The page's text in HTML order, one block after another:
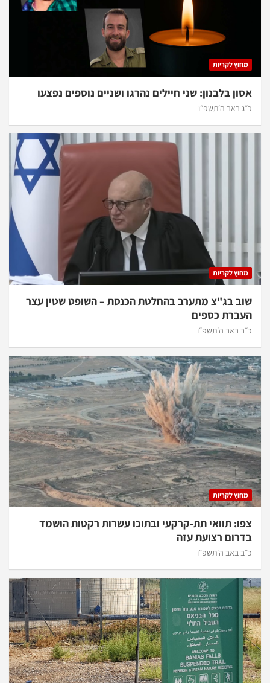
מחוץ לקריות
אסון בלבנון: שני חיילים נהרגו ושניים נוספים נפצעו
כ״ג באב ה׳תשפ״ו
מחוץ לקריות
שוב בג"צ מתערב בהחלטת הכנסת – השופט שטין עצר
העברת כספים
כ״ב באב ה׳תשפ״ו
מחוץ לקריות
צפו: תוואי תת-קרקעי ובתוכו עשרות רקטות הושמד
בדרום רצועת עזה
כ״ב באב ה׳תשפ״ו